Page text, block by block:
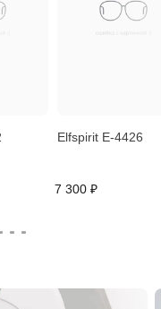
Elfspirit E-4426
7 300 ₽